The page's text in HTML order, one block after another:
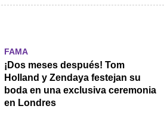
FAMA
¡Dos meses después! Tom
Holland y Zendaya festejan su
boda en una exclusiva ceremonia
en Londres